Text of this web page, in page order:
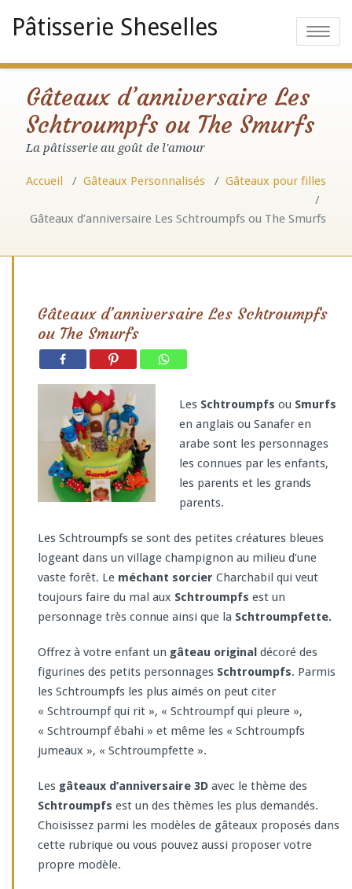
Pâtisserie Sheselles Toggle
Gâteaux d’anniversaire Les
Schtroumpfs ou The Smurfs
La pâtisserie au goût de l'amour
Accueil / Gâteaux Personnalisés / Gâteaux pour filles
/
Gâteaux d’anniversaire Les Schtroumpfs ou The Smurfs
Gâteaux d’anniversaire Les Schtroumpfs
ou The Smurfs
Les Schtroumpfs ou Smurfs
en anglais ou Sanafer en
arabe sont les personnages
les connues par les enfants,
les parents et les grands
parents.
Les Schtroumpfs se sont des petites créatures bleues
logeant dans un village champignon au milieu d’une
vaste forêt. Le méchant sorcier Charchabil qui veut
toujours faire du mal aux Schtroumpfs est un
personnage très connue ainsi que la Schtroumpfette.
Offrez à votre enfant un gâteau original décoré des
figurines des petits personnages Schtroumpfs. Parmis
les Schtroumpfs les plus aimés on peut citer
« Schtroumpf qui rit », « Schtroumpf qui pleure »,
« Schtroumpf ébahi » et même les « Schtroumpfs
jumeaux », « Schtroumpfette ».
Les gâteaux d’anniversaire 3D avec le thème des
Schtroumpfs est un des thèmes les plus demandés.
Choisissez parmi les modèles de gâteaux proposés dans
cette rubrique ou vous pouvez aussi proposer votre
propre modèle.